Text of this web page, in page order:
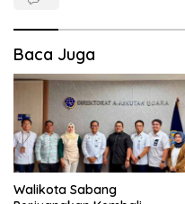
Baca Juga
Walikota Sabang